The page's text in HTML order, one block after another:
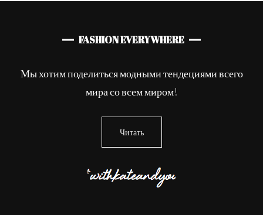
FASHION EVERYWHERE
Мы хотим поделиться модными тендециями всего
мира со всем миром!
Читать